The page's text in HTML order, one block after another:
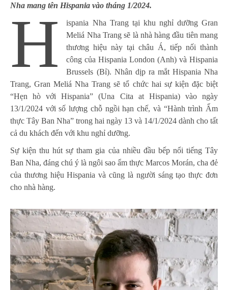
Nha mang tên Hispania vào tháng 1/2024.
H
ispania Nha Trang tại khu nghỉ dưỡng Gran
Meliá Nha Trang sẽ là nhà hàng đầu tiên mang
thương hiệu này tại châu Á, tiếp nối thành
công của Hispania London (Anh) và Hispania
Brussels (Bỉ). Nhân dịp ra mắt Hispania Nha
Trang, Gran Meliá Nha Trang sẽ tổ chức hai sự kiện đặc biệt
“Hẹn hò với Hispania” (Una Cita at Hispania) vào ngày
13/1/2024 với số lượng chỗ ngồi hạn chế, và “Hành trình Ẩm
thực Tây Ban Nha” trong hai ngày 13 và 14/1/2024 dành cho tất
cả du khách đến với khu nghỉ dưỡng.
Sự kiện thu hút sự tham gia của nhiều đầu bếp nổi tiếng Tây
Ban Nha, đáng chú ý là ngôi sao ẩm thực Marcos Morán, cha đẻ
của thương hiệu Hispania và cũng là người sáng tạo thực đơn
cho nhà hàng.